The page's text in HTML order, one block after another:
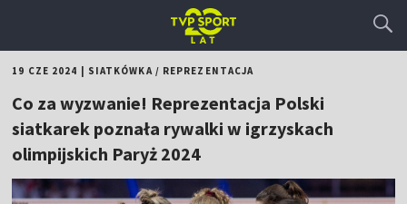
19 CZE 2024 SIATKÓWKA/ REPREZENTACJA
Co za wyzwanie! Reprezentacja Polski
siatkarek poznała rywalki w igrzyskach
olimpijskich Paryż 2024